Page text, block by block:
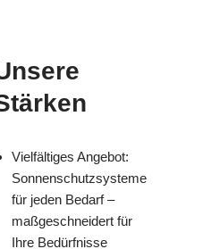
Vielfältiges Angebot:
Sonnenschutzsysteme
für jeden Bedarf –
maßgeschneidert für
Ihre Bedürfnisse